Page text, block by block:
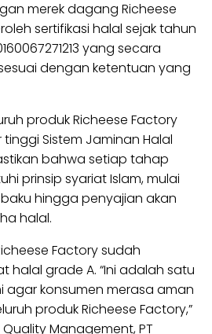
merek dagang Richeese
sertifikasi halal sejak tahun
yang secara
dengan ketentuan yang
produk Richeese Factory
Sistem Jaminan Halal
bahwa setiap tahap
prinsip syariat Islam, mulai
hingga penyajian akan
halal.
Factory sudah
halal grade A. “Ini adalah satu
agar konsumen merasa aman
produk Richeese Factory,”
Management, PT